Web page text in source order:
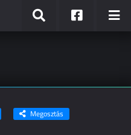
Megosztás